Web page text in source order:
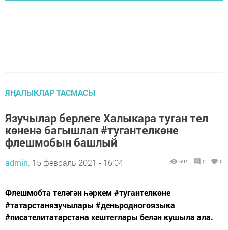
ЯҢАЛЫКЛАР ТАСМАСЫ
Язучылар берлеге Халыкара туган тел
көненә багышлап #тугантелкөне
флешмобын башлый
admin, 15 февраль 2021 - 16:04 691 0 0
Флешмобта теләгән һәркем #тугантелкөне
#татарстанязучылары #деньродногоязыка
#писателитатарстана хештеглары белән кушыла ала.